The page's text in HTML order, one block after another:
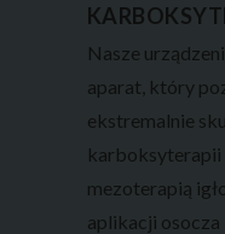
Nasze
aparat, który
ekstremalnie
karboksyterapii
mezoterapią
aplikacji